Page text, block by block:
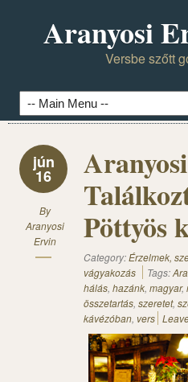
Aranyosi
Versbe szőtt
jún
16
By
Aranyosi
Ervin
Pöttyös
Category:Érzelmek,
vágyakozás
Tags:
hálás, hazánk, magyar,
összetartás, szeretet,
kávézóban, vers